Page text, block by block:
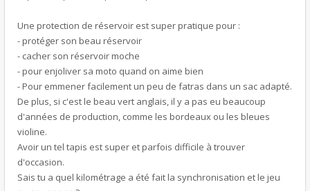
Une protection de réservoir est super pratique pour :
- protéger son beau réservoir
- cacher son réservoir moche
- pour enjoliver sa moto quand on aime bien
- Pour emmener facilement un peu de fatras dans un sac adapté.
De plus, si c'est le beau vert anglais, il y a pas eu beaucoup
d'années de production, comme les bordeaux ou les bleues
violine.
Avoir un tel tapis est super et parfois difficile à trouver
d'occasion.
Sais tu a quel kilométrage a été fait la synchronisation et le jeu